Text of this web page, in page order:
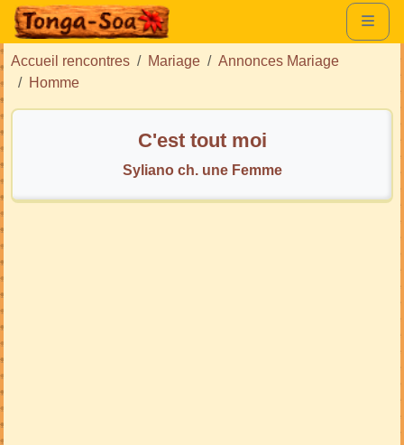
Accueil rencontres Mariage
Annonces Mariage
Homme
C'est tout moi
Syliano ch. une Femme